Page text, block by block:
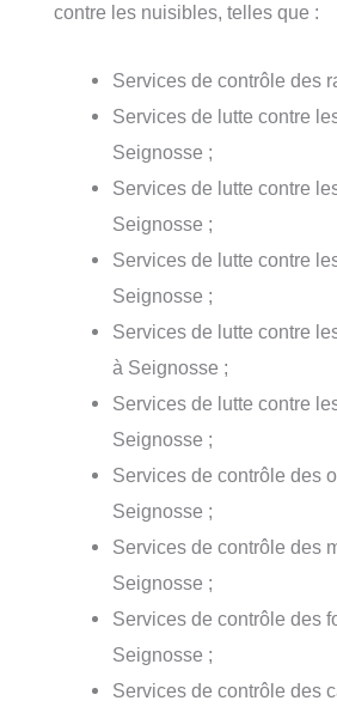
contre les nuisibles, telles que :
Services de contrôle des
Services de lutte contre
Seignosse ;
Services de lutte contre
Seignosse ;
Services de lutte contre
Seignosse ;
Services de lutte contre
à Seignosse ;
Services de lutte contre
Seignosse ;
Services de contrôle des
Seignosse ;
Services de contrôle des
Seignosse ;
Services de contrôle des
Seignosse ;
Services de contrôle des